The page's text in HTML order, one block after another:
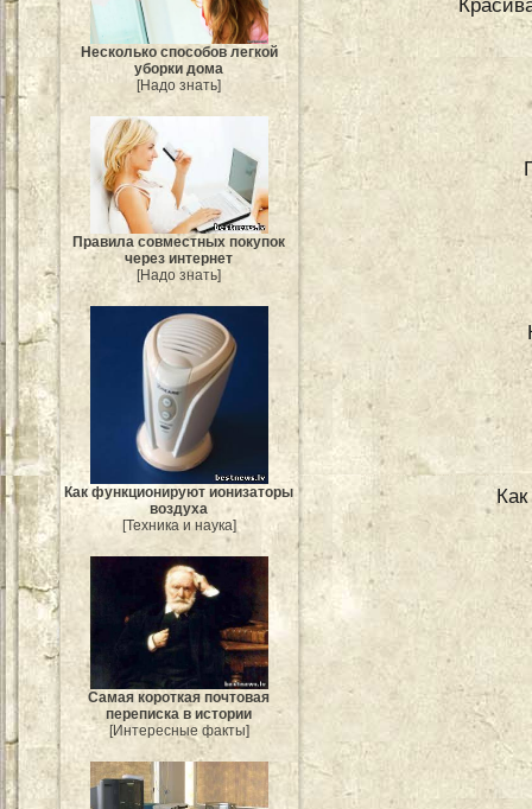
Несколько способов легкой
уборки дома
[Надо знать]
Правила совместных покупок
через интернет
[Надо знать]
Как функционируют ионизаторы
воздуха
[Техника и наука]
Самая короткая почтовая
переписка в истории
[Интересные факты]